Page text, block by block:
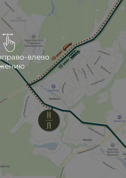
метро Филатов
влево